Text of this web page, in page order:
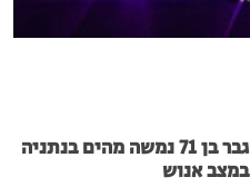
גבר בן 71 נמשה מהים בנתניה
במצב אנוש